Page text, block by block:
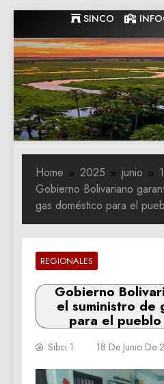
to
content
SINCO
Home 2025 junio
Gobierno Bolivariano
gas doméstico para el
REGIONALES
Gobierno
el suministro de
para el
Sibci 1 18 De Junio De